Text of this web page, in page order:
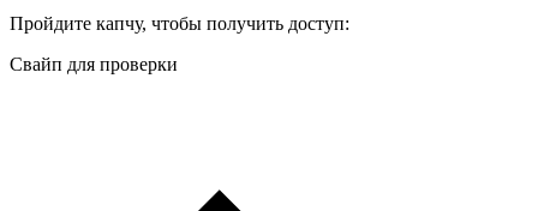
Пройдите капчу, чтобы получить доступ:
Свайп для проверки